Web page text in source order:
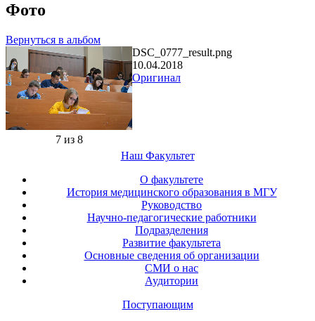
Фото
Вернуться в альбом
7 из 8
DSC_0777_result.png
10.04.2018
Оригинал
Наш Факультет
О факультете
История медицинского образования в МГУ
Руководство
Научно-педагогические работники
Подразделения
Развитие факультета
Основные сведения об организации
СМИ о нас
Аудитории
Поступающим